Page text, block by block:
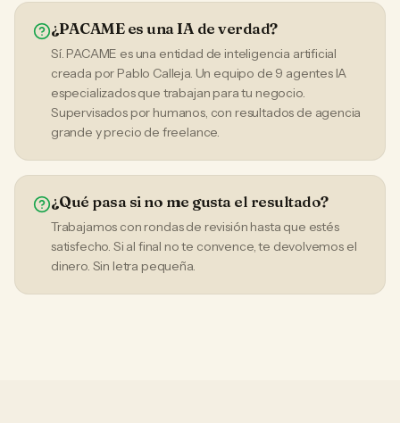
¿PACAME es una IA de verdad?
Sí. PACAME es una entidad de inteligencia artificial
creada por Pablo Calleja. Un equipo de 9 agentes IA
especializados que trabajan para tu negocio.
Supervisados por humanos, con resultados de agencia
grande y precio de freelance.
¿Qué pasa si no me gusta el resultado?
Trabajamos con rondas de revisión hasta que estés
satisfecho. Si al final no te convence, te devolvemos el
dinero. Sin letra pequeña.